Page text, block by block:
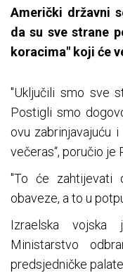
Američki državni
da su sve strane
koracima" koji će
"Uključili smo sve
Postigli smo
ovu zabrinjavajuću
večeras“, poručio je
"To će zahtijevati
obaveze, a to u
Izraelska
Ministarstvo
predsjedničke